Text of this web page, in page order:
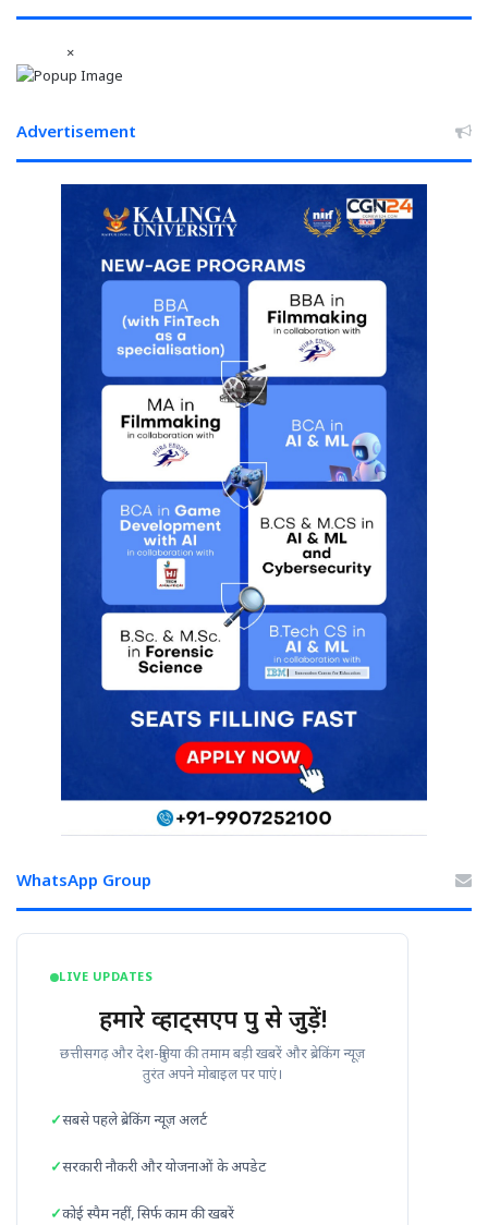
×
Advertisement
WhatsApp Group
LIVE UPDATES
हमारे व्हाट्सएप ग्रुप से जुड़ें!
छत्तीसगढ़ और देश-दुनिया की तमाम बड़ी खबरें और ब्रेकिंग न्यूज़
तुरंत अपने मोबाइल पर पाएं।
सबसे पहले ब्रेकिंग न्यूज़ अलर्ट
सरकारी नौकरी और योजनाओं के अपडेट
कोई स्पैम नहीं, सिर्फ काम की खबरें